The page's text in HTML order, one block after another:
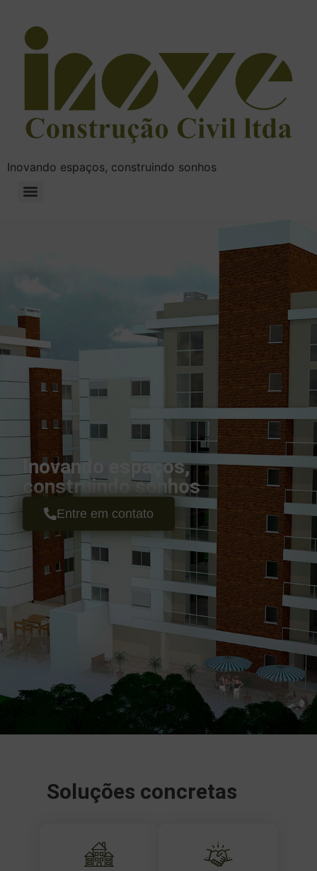
Inovando espaços, construindo sonhos
Inovando espaços,
construindo sonhos
Entre em contato
Soluções concretas